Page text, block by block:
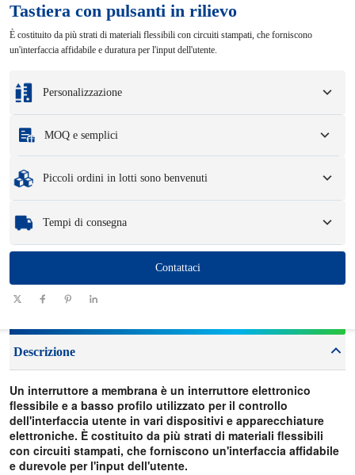
Tastiera con pulsanti in rilievo
È costituito da più strati di materiali flessibili con circuiti stampati, che forniscono
un'interfaccia affidabile e duratura per l'input dell'utente.
Personalizzazione
Le opzioni di personalizzazione completa includono colori, dimensioni, forme,
MOQ e semplici
Campioni: i campioni disponibili e personalizzati possono comportare una
Piccoli ordini in lotti sono benvenuti
aiutarti a ottenere i prodotti di cui hai bisogno in modo rapido ed efficiente.
Tempi di consegna
101-1000
Contattaci
Descrizione
Un interruttore a membrana è un interruttore elettronico
flessibile e a basso profilo utilizzato per il controllo
dell'interfaccia utente in vari dispositivi e apparecchiature
elettroniche. È costituito da più strati di materiali flessibili
con circuiti stampati, che forniscono un'interfaccia affidabile
e durevole per l'input dell'utente.